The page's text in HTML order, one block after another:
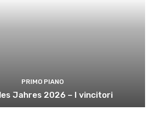
PRIMO PIANO
Jahres 2026 – I vincitori